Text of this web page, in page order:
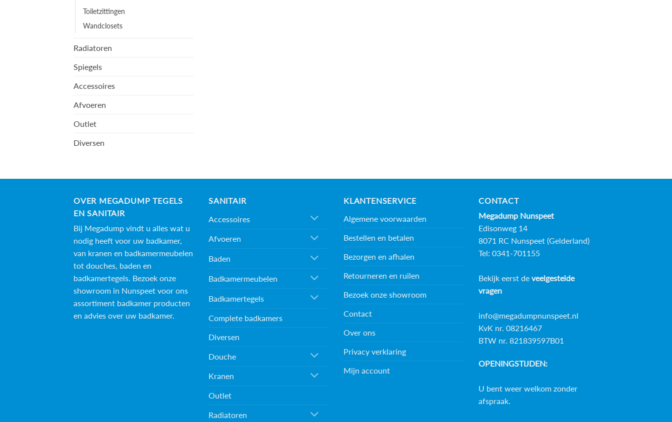
Toiletzittingen
Wandclosets
Radiatoren
Spiegels
Accessoires
Afvoeren
Outlet
Diversen
OVER MEGADUMP TEGELS
EN SANITAIR
Bij Megadump vindt u alles wat u
nodig heeft voor uw badkamer,
van kranen en badkamermeubelen
tot douches, baden en
badkamertegels . Bezoek onze
showroom in Nunspeet voor ons
assortiment badkamer producten
en advies over uw badkamer.
SANITAIR
Accessoires
Afvoeren
Baden
Badkamermeubelen
Badkamertegels
Complete badkamers
Diversen
Douche
Kranen
Outlet
Radiatoren
KLANTENSERVICE
Algemene voorwaarden
Bestellen en betalen
Bezorgen en afhalen
Retourneren en ruilen
Bezoek onze showroom
Contact
Over ons
Privacy verklaring
Mijn account
CONTACT
Megadump Nunspeet
Edisonweg 14
8071 RC Nunspeet (Gelderland)
Tel: 0341-701155
Bekijk eerst de veelgestelde
vragen
info@megadumpnunspeet.nl
KvK nr. 08216467
BTW nr. 821839597B01
OPENINGSTIJDEN:
U bent weer welkom zonder
afspraak.